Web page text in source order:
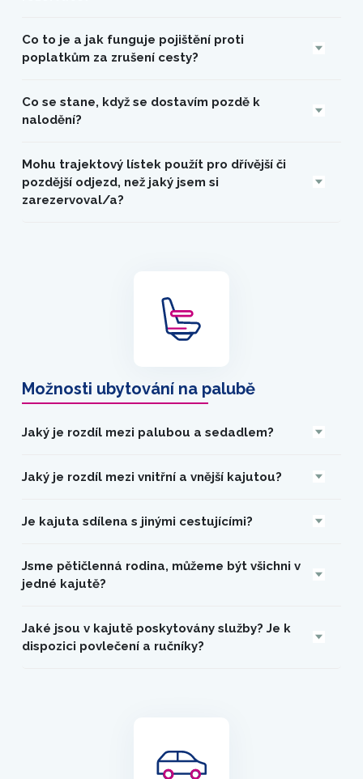
Co to je a jak funguje pojištění proti
poplatkům za zrušení cesty?
Co se stane, když se dostavím pozdě k
nalodění?
Mohu trajektový lístek použít pro dřívější či
pozdější odjezd, než jaký jsem si
zarezervoval/a?
Možnosti ubytování na palubě
Jaký je rozdíl mezi palubou a sedadlem?
Jaký je rozdíl mezi vnitřní a vnější kajutou?
Je kajuta sdílena s jinými cestujícími?
Jsme pětičlenná rodina, můžeme být všichni v
jedné kajutě?
Jaké jsou v kajutě poskytovány služby? Je k
dispozici povlečení a ručníky?